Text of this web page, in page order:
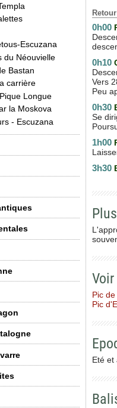
Escuzana
du Néouvielle
Bastan
carrière
Longue
la Moskova
- Escuzana
0h00
0h10
Vers
Peu
0h30
Se
1h00
3h30
Pic
Pic
Eté et